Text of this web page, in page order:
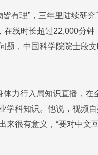
有理”，三年里陆续研
线时长超过22,000分
，中国科学院院士段文
力行入局知识直播，在
学科知识。他说，视频
很有意义，“要对中文